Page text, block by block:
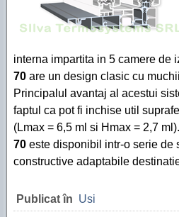
interna impartita in 5 camere de
70 are un design clasic cu
Principalul avantaj al acestui
faptul ca pot fi inchise util
(Lmax = 6,5 ml si Hmax = 2,7
70 este disponibil intr-o serie de
constructive adaptabile
Publicat în Usi